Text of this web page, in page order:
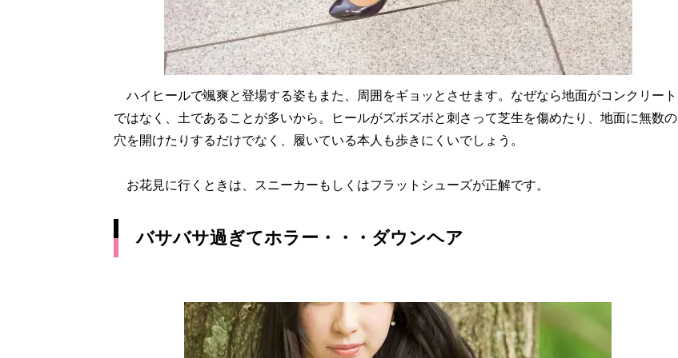
ハイヒールで颯爽と登場する姿もまた、周囲をギョッとさせます。なぜなら地面がコンクリート
ではなく、土であることが多いから。ヒールがズボズボと刺さって芝生を傷めたり、地面に無数の
穴を開けたりするだけでなく、履いている本人も歩きにくいでしょう。
お花見に行くときは、スニーカーもしくはフラットシューズが正解です。
バサバサ過ぎてホラー・・・ダウンヘア